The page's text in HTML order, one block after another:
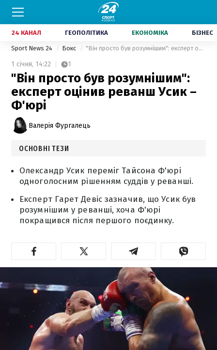
24 КАНАЛ ГЕОПОЛІТИКА ЕКОНОМІКА БІЗНЕС
Sport News 24 Бокс "Він просто був розумнішим": експерт оцінив реванш Усик – Ф'юрі
1 січня, 14:22 1
"Він просто був розумнішим":
експерт оцінив реванш Усик –
Ф'юрі
Валерія Фургалець
ОСНОВНІ ТЕЗИ
Олександр Усик переміг Тайсона Ф'юрі
одноголосним рішенням суддів у реванші.
Експерт Гарет Девіс зазначив, що Усик був
розумнішим у реванші, хоча Ф'юрі
покращився після першого поєдинку.